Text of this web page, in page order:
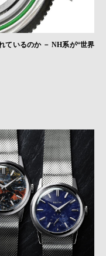
ているのか － NH系が“世界